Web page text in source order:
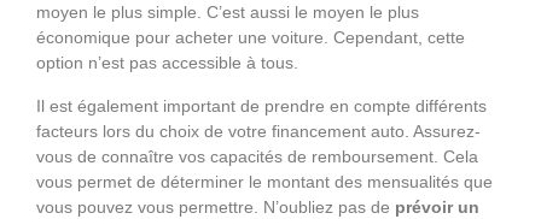
moyen le plus simple. C’est aussi le moyen le plus
économique pour acheter une voiture. Cependant, cette
option n’est pas accessible à tous.
Il est également important de prendre en compte différents
facteurs lors du choix de votre financement auto. Assurez-
vous de connaître vos capacités de remboursement. Cela
vous permet de déterminer le montant des mensualités que
vous pouvez vous permettre. N’oubliez pas de prévoir un